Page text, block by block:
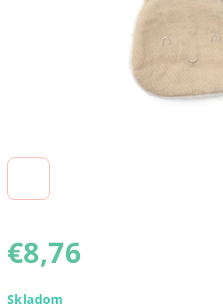
€8,76
Skladom